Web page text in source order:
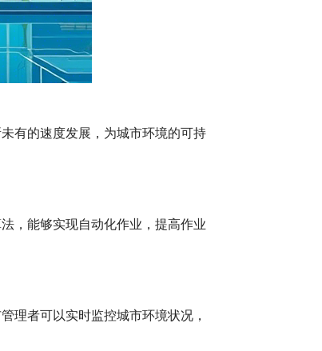
有的速度发展，为城市环境的可持
，能够实现自动化作业，提高作业
理者可以实时监控城市环境状况，